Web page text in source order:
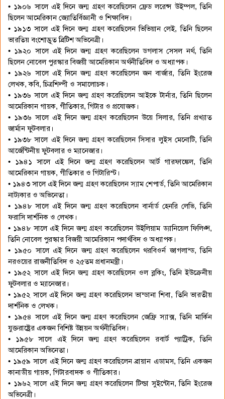
• ১৯০৬ সালে এই দিনে জন্ম গ্রহণ করেছিলেন ফ্রেড লরেন্স উইম্পল, তিনি
ছিলেন আমেরিকান জ্যোতির্বিজ্ঞানী ও শিক্ষাবিদ।
• ১৯১৩ সালে এই দিনে জন্ম গ্রহণ করেছিলেন ভিভিয়ান লেই, তিনি ছিলেন
ভারতিয় বংশোদ্ভূত ব্রিটিশ অভিনেত্রী।
• ১৯২০ সালে এই দিনে জন্ম গ্রহণ করেছিলেন ডগলাস সেসল নর্থ, তিনি
ছিলেন নোবেল পুরস্কার বিজয়ী আমেরিকান অর্থনীতিবিদ ও অধ্যাপক।
• ১৯২৬ সালে এই দিনে জন্ম গ্রহণ করেছিলেন জন বার্জার, তিনি ইংরেজ
লেখক, কবি, চিত্রশিল্পী ও সমালোচক।
• ১৯৩৬ সালে এই দিনে জন্ম গ্রহণ করেছিলেন আইকে টার্নার, তিনি ছিলেন
আমেরিকান গায়ক, গীতিকার, গিটার ও প্রযোজক।
• ১৯৩৬ সালে এই দিনে জন্ম গ্রহণ করেছিলেন উয়ে সিলার, তিনি প্রখ্যাত
জার্মান ফুটবলার।
• ১৯৩৮ সালে এই দিনে জন্ম গ্রহণ করেছিলেন সিসার লুইস মেনোটি, তিনি
আর্জেন্টিনীয় ফুটবলার ও ম্যানেজার।
• ১৯৪১ সালে এই দিনে জন্ম গ্রহণ করেছিলেন আর্ট গারফাঙ্কেল, তিনি
আমেরিকান গায়ক, গীতিকার ও গিটারিস্ট।
• ১৯৪৩ সালে এই দিনে জন্ম গ্রহণ করেছিলেন স্যাম শেপার্ড, তিনি আমেরিকান
নাট্যকার ও অভিনেতা।
• ১৯৪৮ সালে এই দিনে জন্ম গ্রহণ করেছিলেন বার্নার্ড হেনরি লেভি, তিনি
ফরাসি দার্শনিক ও লেখক।
• ১৯৪৮ সালে এই দিনে জন্ম গ্রহণ করেছিলেন উইলিয়াম ড্যানিয়েল ফিলিপ্স,
তিনি নোবেল পুরস্কার বিজয়ী আমেরিকান পদার্থবিদ ও অধ্যাপক।
• ১৯৫০ সালে এই দিনে জন্ম গ্রহণ করেছিলেন থরবিওর্ন জাগলান্ড, তিনি
নরওয়ের রাজনীতিবিদ ও ২৫তম প্রধানমন্ত্রী।
• ১৯৫২ সালে এই দিনে জন্ম গ্রহণ করেছিলেন ওল ব্লকিং, তিনি ইউক্রেনীয়
ফুটবলার ও ম্যানেজার।
• ১৯৫২ সালে এই দিনে জন্ম গ্রহণ করেছিলেন ভান্ডানা শিবা, তিনি ভারতীয়
দার্শনিক ও লেখক।
• ১৯৫৪ সালে এই দিনে জন্ম গ্রহণ করেছিলেন জেফ্রি স্যাক্স, তিনি মার্কিন
যুক্তরাষ্ট্রের একজন বিশিষ্ট উন্নয়ন অর্থনীতিবিদ।
• ১৯৫৮ সালে এই দিনে জন্ম গ্রহণ করেছিলেন রবার্ট প্যাট্রিক, তিনি
আমেরিকান অভিনেতা।
• ১৯৫৯ সালে এই দিনে জন্ম গ্রহণ করেছিলেন ব্রায়ান এডামস, তিনি একজন
কানাডীয় গায়ক, গিটারবাদক ও গীতিকার।
• ১৯৬২ সালে এই দিনে জন্ম গ্রহণ করেছিলেন টিল্ডা সুইন্টোন, তিনি ইংরেজ
অভিনেত্রী।